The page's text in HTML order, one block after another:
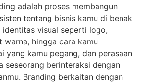
adalah proses membangun
tentang bisnis kamu di benak
identitas visual seperti logo,
hingga cara kamu
yang kamu pegang, dan perasaan
seseorang berinteraksi dengan
Branding berkaitan dengan